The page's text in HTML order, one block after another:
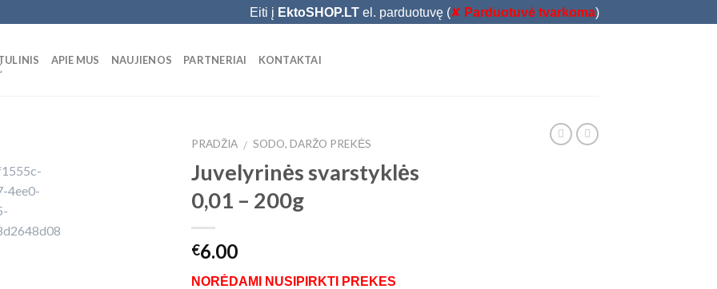
Eiti į EktoSHOP.LT el. parduotuvę (✘ Parduotuvė tvarkoma)
APIE MUS NAUJIENOS PARTNERIAI KONTAKTAI
PRADŽIA / SODO, DARŽO PREKĖS
Juvelyrinės svarstyklės
0,01 – 200g
€6.00
NORĖDAMI NUSIPIRKTI PREKES